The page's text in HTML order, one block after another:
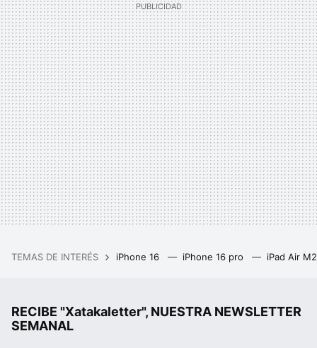
TEMAS DE INTERÉS iPhone 16 iPhone 16 pro iPad Air
RECIBE "Xatakaletter", NUESTRA NEWSLETTER
SEMANAL